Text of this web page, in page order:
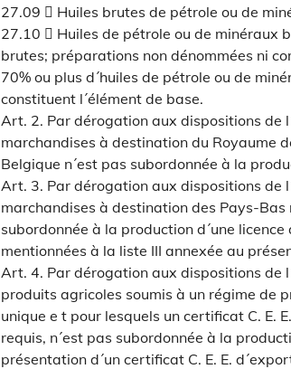
27.09  Huiles brutes de pétrole ou de
27.10  Huiles de pétrole ou de minéraux
brutes; préparations non dénommées ni
70% ou plus d´huiles de pétrole ou de
constituent l´élément de base.
Art. 2. Par dérogation aux dispositions de
marchandises à destination du Royaume
Belgique n´est pas subordonnée à la
Art. 3. Par dérogation aux dispositions de
marchandises à destination des Pays-Bas
subordonnée à la production d´une
mentionnées à la liste III annexée au
Art. 4. Par dérogation aux dispositions de
produits agricoles soumis à un régime de
unique e t pour lesquels un certificat C. E.
requis, n´est pas subordonnée à la
présentation d´un certificat C. E. E.